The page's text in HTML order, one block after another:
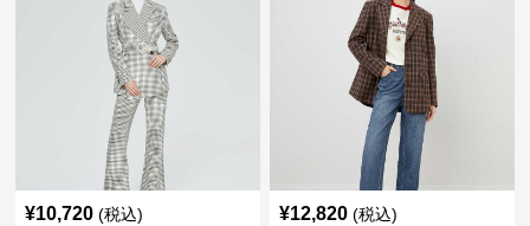
¥10,720 (税込) ¥12,820 (税込)